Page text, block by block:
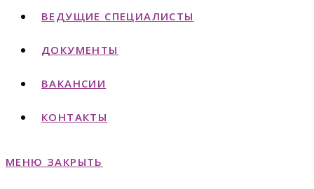
ВЕДУЩИЕ СПЕЦИАЛИСТЫ
ДОКУМЕНТЫ
ВАКАНСИИ
КОНТАКТЫ
МЕНЮ ЗАКРЫТЬ